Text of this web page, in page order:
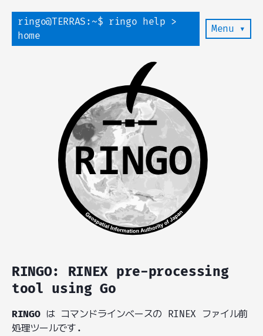
ringo@TERRAS:~$ ringo help >
home
Menu ▾
RINGO: RINEX pre-processing
tool using Go
RINGOは コマンドラインベースの RINEX ファイル前
処理ツールです.